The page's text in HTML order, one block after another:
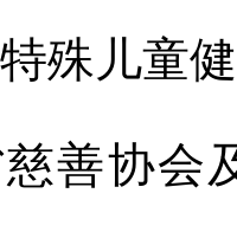
殊儿童
善协会